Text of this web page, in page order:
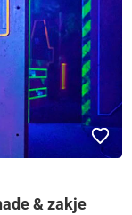
& zakje